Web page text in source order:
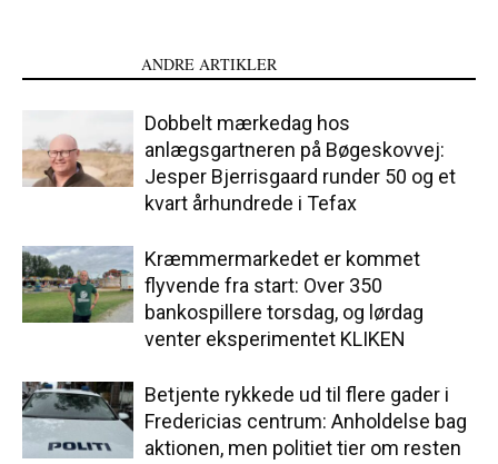
ANDRE ARTIKLER
Dobbelt mærkedag hos
anlægsgartneren på Bøgeskovvej:
Jesper Bjerrisgaard runder 50 og et
kvart århundrede i Tefax
Kræmmermarkedet er kommet
flyvende fra start: Over 350
bankospillere torsdag, og lørdag
venter eksperimentet KLIKEN
Betjente rykkede ud til flere gader i
Fredericias centrum: Anholdelse bag
aktionen, men politiet tier om resten